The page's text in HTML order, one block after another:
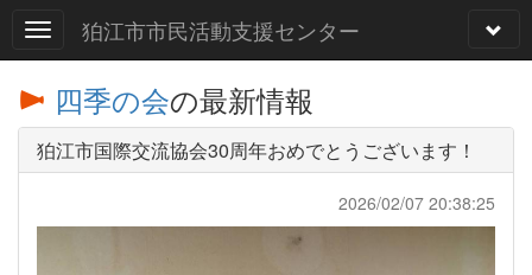
狛江市市民活動支援センター
四季の会の最新情報
狛江市国際交流協会30周年おめでとうございます！
2026/02/07 20:38:25